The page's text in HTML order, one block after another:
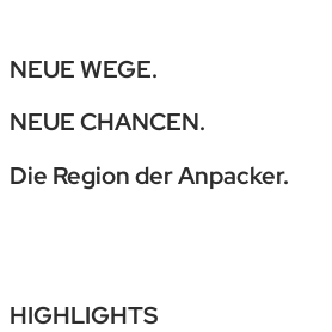
NEUE WEGE.
NEUE CHANCEN.
Die Region der Anpacker.
HIGHLIGHTS